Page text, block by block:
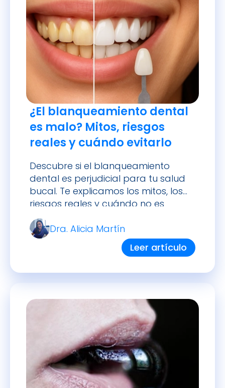
¿El blanqueamiento dental
es malo? Mitos, riesgos
reales y cuándo evitarlo
Descubre si el blanqueamiento
dental es perjudicial para tu salud
bucal. Te explicamos los mitos, los
riesgos reales y cuándo no es
recomendable hacerlo.
Dra. Alicia Martín
Leer artículo